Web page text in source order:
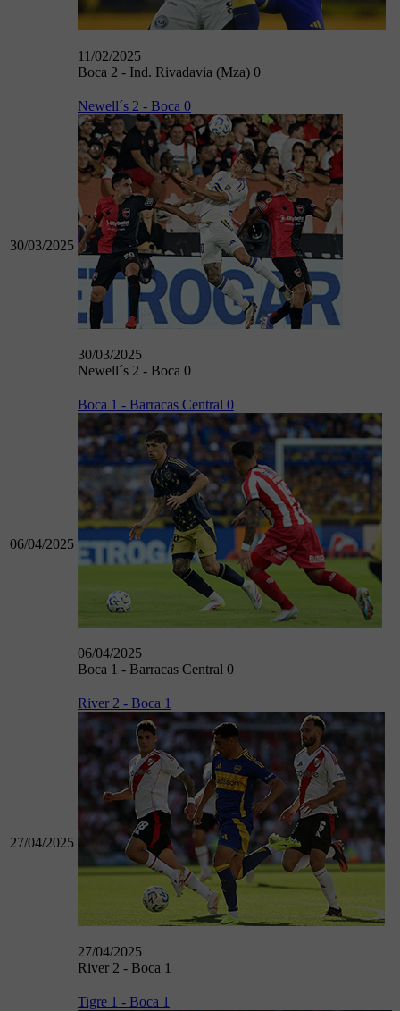
11/02/2025
Boca 2 - Ind. Rivadavia (Mza) 0
30/03/2025
Newell´s 2 - Boca 0
30/03/2025
Newell´s 2 - Boca 0
06/04/2025
Boca 1 - Barracas Central 0
06/04/2025
Boca 1 - Barracas Central 0
27/04/2025
River 2 - Boca 1
27/04/2025
River 2 - Boca 1
Tigre 1 - Boca 1